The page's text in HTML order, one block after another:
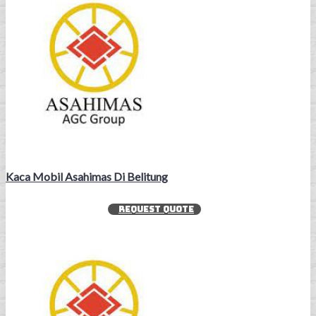
Kaca Mobil Asahimas Di Belitung
REQUEST QUOTE